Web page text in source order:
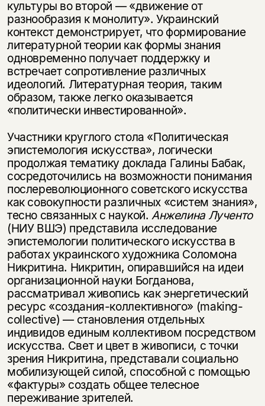
культуры во второй — «движение от
разнообразия к монолиту». Украинский
контекст демонстрирует, что формирование
литературной теории как формы знания
одновременно получает поддержку и
встречает сопротивление различных
идеологий. Литературная теория, таким
образом, также легко оказывается
«политически инвестированной».
Участники круглого стола «Политическая
эпистемология искусства», логически
продолжая тематику доклада Галины Бабак,
сосредоточились на возможности понимания
послереволюционного советского искусства
как совокупности различных «систем знания»,
тесно связанных с наукой. Анжелина Лученто
(НИУ ВШЭ) представила исследование
эпистемологии политического искусства в
работах украинского художника Соломона
Никритина. Никритин, опиравшийся на идеи
организационной науки Богданова,
рассматривал живопись как энергетический
ресурс «создания-коллективного» (making-
collective) — становления отдельных
индивидов единым коллективом посредством
искусства. Свет и цвет в живописи, с точки
зрения Никритина, представали социально
мобилизующей силой, способной с помощью
«фактуры» создать общее телесное
переживание зрителей.